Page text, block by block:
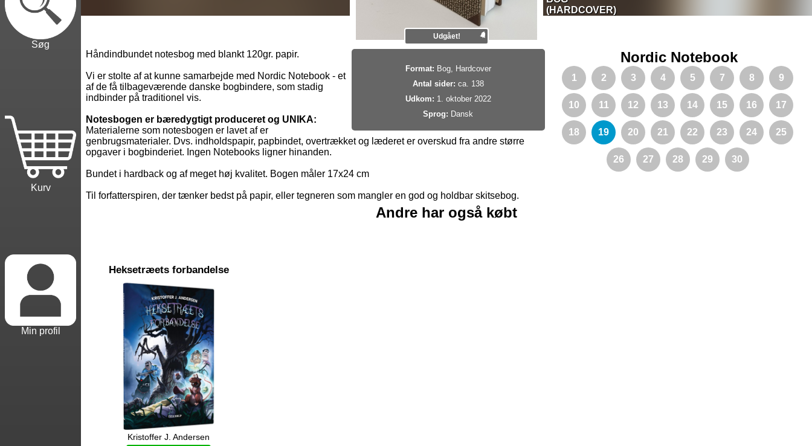
Søg
Kurv
Min profil
(HARDCOVER)
Udgået!
Format: Bog, Hardcover
Antal sider: ca. 138
Udkom: 1. oktober 2022
Sprog: Dansk
Håndindbundet notesbog med blankt 120gr. papir.
Vi er stolte af at kunne samarbejde med Nordic Notebook - et
af de få tilbageværende danske bogbindere, som stadig
indbinder på traditionel vis.
Notesbogen er bæredygtigt produceret og UNIKA:
Materialerne som notesbogen er lavet af er
genbrugsmaterialer. Dvs. indholdspapir, papbindet, overtrækket og læderet er overskud fra andre større
opgaver i bogbinderiet. Ingen Notebooks ligner hinanden.
Bundet i hardback og af meget høj kvalitet. Bogen måler 17x24 cm
Til forfatterspiren, der tænker bedst på papir, eller tegneren som mangler en god og holdbar skitsebog.
Nordic Notebook
1 2 3 4 5 7 8 9
10 11 12 13 14 15 16 17
18 19 20 21 22 23 24 25
26 27 28 29 30
Andre har også købt
Heksetræets forbandelse
Sasa umelaaniwa. Soma kitabu hiki
Kristoffer J. Andersen